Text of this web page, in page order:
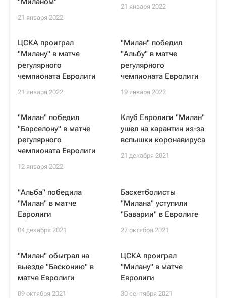
21 января 2022
21 января 2022
ЦСКА проиграл
"Милану" в матче
регулярного
чемпионата Евролиги
21 января 2022
"Милан" победил
"Альбу" в матче
регулярного
чемпионата Евролиги
19 января 2022
"Милан" победил
"Барселону" в матче
регулярного
чемпионата Евролиги
12 января 2022
Клуб Евролиги "Милан"
ушел на карантин из-за
вспышки коронавируса
21 декабря 2021
"Альба" победила
"Милан" в матче
Евролиги
04 декабря 2021
Баскетболисты
"Милана" уступили
"Баварии" в Евролиге
27 октября 2021
"Милан" обыграл на
выезде "Басконию" в
матче Евролиги
09 октября 2021
ЦСКА проиграл
"Милану" в матче
Евролиги
30 сентября 2021